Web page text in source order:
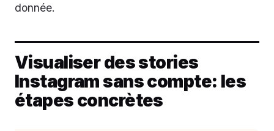
donnée.
Visualiser des stories
Instagram sans compte: les
étapes concrètes